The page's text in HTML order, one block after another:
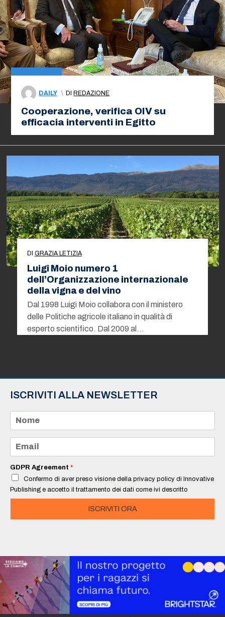
DAILY \ DI REDAZIONE
Cooperazione, verifica OIV su
efficacia interventi in Egitto
DI GRAZIA LETIZIA
Luigi Moio numero 1
dell’Organizzazione internazionale
della vigna e del vino
Dal 1998 Luigi Moio collabora con il ministero
delle Politiche agricole italiano in qualità di
esperto scientifico. Dal 2009 al…
ISCRIVITI ALLA NEWSLETTER
m
e
a
i
*
GDPR Agreement *
Confermo di aver preso visione della privacy policy di Innovative
Publishing e accetto il trattamento dei dati come ivi descritto
ISCRIVITI ORA